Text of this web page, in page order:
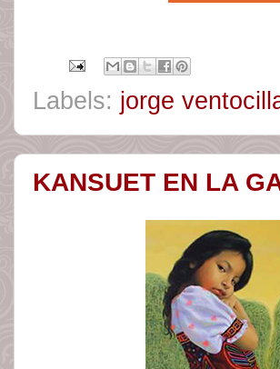
Labels: jorge
KANSUET EN LA